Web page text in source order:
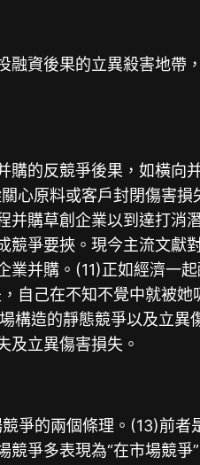
資後果的立異殺害地帶
的反競爭後果，如橫向
心原料或客戶封閉傷害
購草創企業以到達打消
爭要挾。現今主流文獻
并購。(11)正如經濟一
自己在不知不覺中就被
構造的靜態競爭以及立異
及立異傷害損失。
的兩個條理。(13)前者
爭多表現為“在市場競爭